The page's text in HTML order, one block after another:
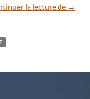
la lecture de En
→